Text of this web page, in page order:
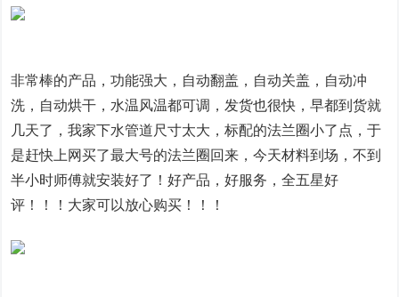
非常棒的产品，功能强大，自动翻盖，自动关盖，自动冲
洗，自动烘干，水温风温都可调，发货也很快，早都到货就
几天了，我家下水管道尺寸太大，标配的法兰圈小了点，于
是赶快上网买了最大号的法兰圈回来，今天材料到场，不到
半小时师傅就安装好了！好产品，好服务，全五星好
评！！！大家可以放心购买！！！